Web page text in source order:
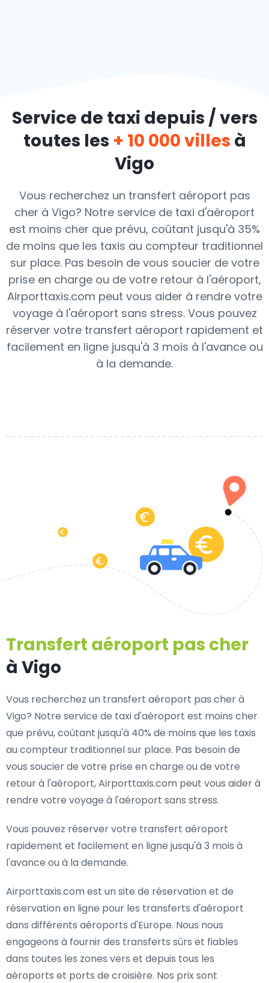
Service de taxi depuis / vers
toutes les + 10 000 villes à
Vigo
Vous recherchez un transfert aéroport pas
cher à Vigo? Notre service de taxi d'aéroport
est moins cher que prévu, coûtant jusqu'à 35%
de moins que les taxis au compteur traditionnel
sur place. Pas besoin de vous soucier de votre
prise en charge ou de votre retour à l'aéroport,
Airporttaxis.com peut vous aider à rendre votre
voyage à l'aéroport sans stress. Vous pouvez
réserver votre transfert aéroport rapidement et
facilement en ligne jusqu'à 3 mois à l'avance ou
à la demande.
Transfert aéroport pas cher
à Vigo
Vous recherchez un transfert aéroport pas cher à
Vigo? Notre service de taxi d'aéroport est moins cher
que prévu, coûtant jusqu'à 40% de moins que les taxis
au compteur traditionnel sur place. Pas besoin de
vous soucier de votre prise en charge ou de votre
retour à l'aéroport, Airporttaxis.com peut vous aider à
rendre votre voyage à l'aéroport sans stress.
Vous pouvez réserver votre transfert aéroport
rapidement et facilement en ligne jusqu'à 3 mois à
l'avance ou à la demande.
Airporttaxis.com est un site de réservation et de
réservation en ligne pour les transferts d'aéroport
dans différents aéroports d'Europe. Nous nous
engageons à fournir des transferts sûrs et fiables
dans toutes les zones vers et depuis tous les
aéroports et ports de croisière. Nos prix sont